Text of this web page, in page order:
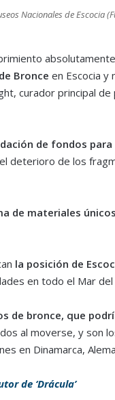
Nacionales de Escocia
Bronce en Escocia y
curador principal de
de fondos
deterioro de los
de materiales únicos
la posición de
en todo el Mar
de bronce, que
al moverse, y son
en Dinamarca,
de ‘Drácula’